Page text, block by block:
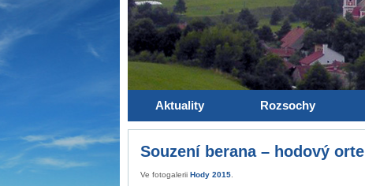
Aktuality Rozsochy
Souzení berana – hodový ortel
Ve fotogalerii Hody 2015